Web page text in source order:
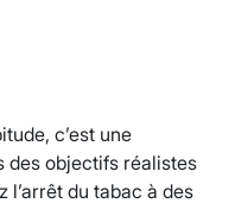
c’est une
des objectifs réalistes
l’arrêt du tabac à des